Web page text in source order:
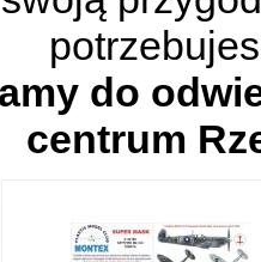
do
centrum